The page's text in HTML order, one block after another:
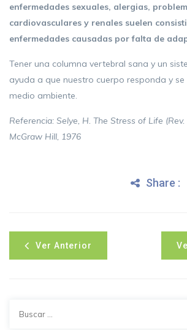
enfermedades sexuales, alergias,
cardiovasculares y renales suelen
enfermedades causadas por falta de
Tener una columna vertebral sana y un
ayuda a que nuestro cuerpo responda y
medio ambiente.
Referencia: Selye, H. The Stress of Life
McGraw Hill, 1976
Share :
Ver Anterior